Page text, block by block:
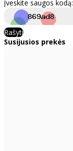
Įveskite saugos kodą:
Rašyti
Susijusios prekės